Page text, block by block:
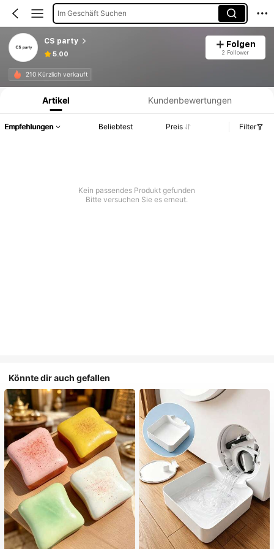
Im Geschäft Suchen
CS party
5.00
Folgen
2 Follower
210 Kürzlich verkauft
Produktinformation: Preisangabe, Verkaufs- und Lagerbestandsdetails.
Artikel Kundenbewertungen
Empfehlungen Beliebtest Preis Filter
Kein passendes Produkt gefunden
Bitte versuchen Sie es erneut.
Könnte dir auch gefallen